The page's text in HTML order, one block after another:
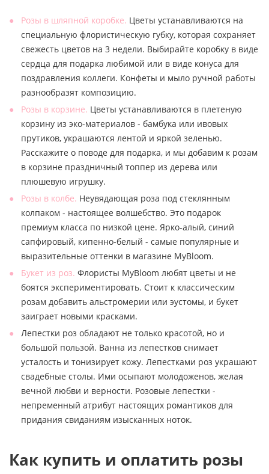
Розы в шляпной коробке. Цветы устанавливаются на
специальную флористическую губку, которая сохраняет
свежесть цветов на 3 недели. Выбирайте коробку в виде
сердца для подарка любимой или в виде конуса для
поздравления коллеги. Конфеты и мыло ручной работы
разнообразят композицию.
Розы в корзине. Цветы устанавливаются в плетеную
корзину из эко-материалов - бамбука или ивовых
прутиков, украшаются лентой и яркой зеленью.
Расскажите о поводе для подарка, и мы добавим к розам
в корзине праздничный топпер из дерева или
плюшевую игрушку.
Розы в колбе. Неувядающая роза под стеклянным
колпаком - настоящее волшебство. Это подарок
премиум класса по низкой цене. Ярко-алый, синий
сапфировый, кипенно-белый - самые популярные и
выразительные оттенки в магазине MyBloom.
Букет из роз. Флористы MyBloom любят цветы и не
боятся экспериментировать. Стоит к классическим
розам добавить альстромерии или эустомы, и букет
заиграет новыми красками.
Лепестки роз обладают не только красотой, но и
большой пользой. Ванна из лепестков снимает
усталость и тонизирует кожу. Лепестками роз украшают
свадебные столы. Ими осыпают молодоженов, желая
вечной любви и верности. Розовые лепестки -
непременный атрибут настоящих романтиков для
придания свиданиям изысканных ноток.
Как купить и оплатить розы